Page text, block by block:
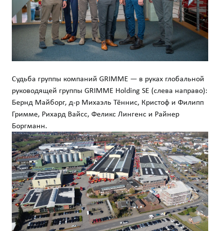
Судьба группы компаний GRIMME — в руках глобальной
руководящей группы GRIMME Holding SE (слева направо):
Бернд Майборг, д-р Михаэль Тённис, Кристоф и Филипп
Гримме, Рихард Вайсс, Феликс Лингенс и Райнер
Боргманн.